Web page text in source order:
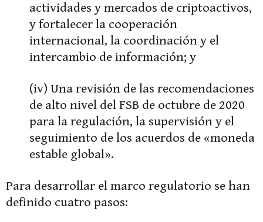
actividades y mercados de criptoactivos,
y fortalecer la cooperación
internacional, la coordinación y el
intercambio de información; y
(iv) Una revisión de las recomendaciones
de alto nivel del FSB de octubre de 2020
para la regulación, la supervisión y el
seguimiento de los acuerdos de «moneda
estable global».
Para desarrollar el marco regulatorio se han
definido cuatro pasos: